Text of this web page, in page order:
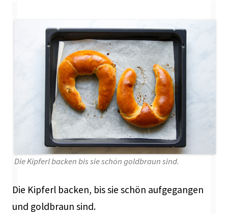
Die Kipferl backen bis sie schön goldbraun sind.
Die Kipferl backen, bis sie schön aufgegangen
und goldbraun sind.